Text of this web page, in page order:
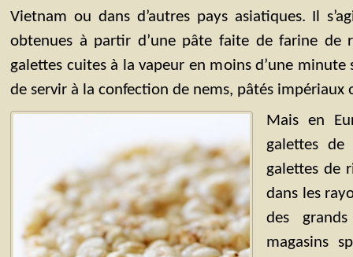
Vietnam ou dans d’autres pays asiatiques. Il
obtenues à partir d’une pâte faite de farine de
galettes cuites à la vapeur en moins d’une minute
de servir à la confection de nems, pâtés impériaux
Mais en
galettes
galettes de
dans les
des
magasins